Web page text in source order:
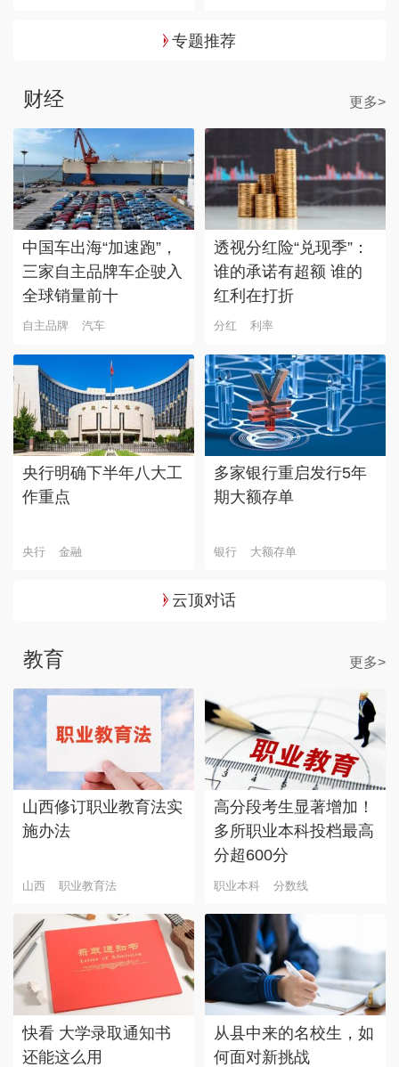
专题推荐
财经 更多>
中国车出海“加速跑”，
三家自主品牌车企驶入
全球销量前十
自主品牌 汽车
透视分红险“兑现季”：
谁的承诺有超额 谁的
红利在打折
分红 利率
央行明确下半年八大工
作重点
央行 金融
多家银行重启发行5年
期大额存单
银行 大额存单
云顶对话
教育 更多>
山西修订职业教育法实
施办法
山西 职业教育法
高分段考生显著增加！
多所职业本科投档最高
分超600分
职业本科 分数线
快看 大学录取通知书
还能这么用
从县中来的名校生，如
何面对新挑战